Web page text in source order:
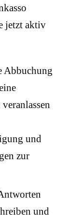
jetzt aktiv
Abbuchung
und
zur
und